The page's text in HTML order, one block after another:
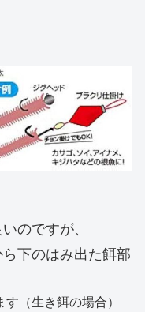
のですが、
下のはみ出た餌部
（生き餌の場合）